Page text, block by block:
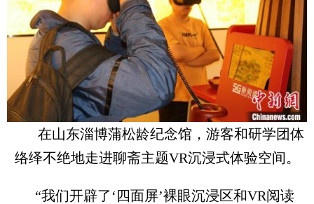
在山东淄博蒲松龄纪念馆，游客和研学团体
络绎不绝地走进聊斋主题VR沉浸式体验空间。
“我们开辟了‘四面屏’裸眼沉浸区和VR阅读